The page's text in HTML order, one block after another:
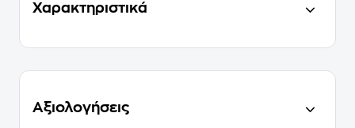
Χαρακτηριστικά
Αξιολογήσεις